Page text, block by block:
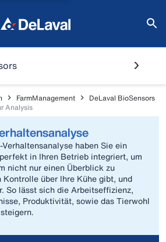
FarmManagement
DeLaval BioSensors
Analysis
haben Sie ein
in Ihren Betrieb integriert, um
nicht nur einen Überblick zu
über Ihre Kühe gibt, und
So lässt sich die Arbeitseffizienz,
Produktivität, sowie das Tierwohl